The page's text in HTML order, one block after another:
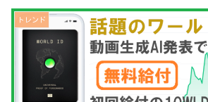
トレンド